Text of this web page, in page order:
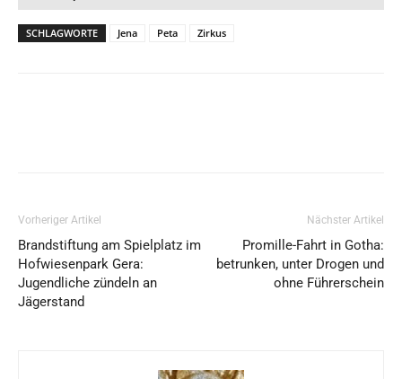
SCHLAGWORTE Jena Peta Zirkus
Vorheriger Artikel
Brandstiftung am Spielplatz im
Hofwiesenpark Gera:
Jugendliche zündeln an
Jägerstand
Nächster Artikel
Promille-Fahrt in Gotha:
betrunken, unter Drogen und
ohne Führerschein